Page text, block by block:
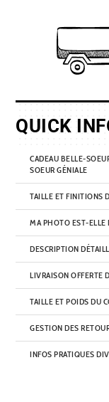
prénom
QUICK
CADEAU BELLE-
SOEUR GÉNIALE
TAILLE ET FINITIONS
MA PHOTO EST-ELLE
DESCRIPTION
LIVRAISON OFFERTE
TAILLE ET POIDS DU
GESTION DES
INFOS PRATIQUES